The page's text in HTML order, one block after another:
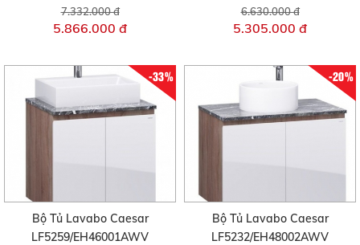
7.332.000 đ
5.866.000 đ
6.630.000 đ
5.305.000 đ
-33%
Bộ Tủ Lavabo Caesar
LF5259/EH46001AWV
-20%
Bộ Tủ Lavabo Caesar
LF5232/EH48002AWV